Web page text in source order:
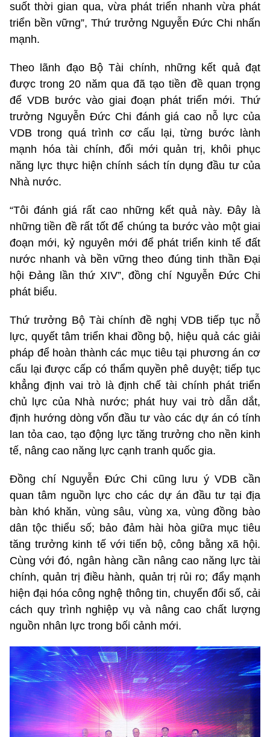
suốt thời gian qua, vừa phát triển nhanh vừa phát
triển bền vững”, Thứ trưởng Nguyễn Đức Chi nhấn
mạnh.
Theo lãnh đạo Bộ Tài chính, những kết quả đạt
được trong 20 năm qua đã tạo tiền đề quan trọng
để VDB bước vào giai đoạn phát triển mới. Thứ
trưởng Nguyễn Đức Chi đánh giá cao nỗ lực của
VDB trong quá trình cơ cấu lại, từng bước lành
mạnh hóa tài chính, đổi mới quản trị, khôi phục
năng lực thực hiện chính sách tín dụng đầu tư của
Nhà nước.
“Tôi đánh giá rất cao những kết quả này. Đây là
những tiền đề rất tốt để chúng ta bước vào một giai
đoạn mới, kỷ nguyên mới để phát triển kinh tế đất
nước nhanh và bền vững theo đúng tinh thần Đại
hội Đảng lần thứ XIV”, đồng chí Nguyễn Đức Chi
phát biểu.
Thứ trưởng Bộ Tài chính đề nghị VDB tiếp tục nỗ
lực, quyết tâm triển khai đồng bộ, hiệu quả các giải
pháp để hoàn thành các mục tiêu tại phương án cơ
cấu lại được cấp có thẩm quyền phê duyệt; tiếp tục
khẳng định vai trò là định chế tài chính phát triển
chủ lực của Nhà nước; phát huy vai trò dẫn dắt,
định hướng dòng vốn đầu tư vào các dự án có tính
lan tỏa cao, tạo động lực tăng trưởng cho nền kinh
tế, nâng cao năng lực cạnh tranh quốc gia.
Đồng chí Nguyễn Đức Chi cũng lưu ý VDB cần
quan tâm nguồn lực cho các dự án đầu tư tại địa
bàn khó khăn, vùng sâu, vùng xa, vùng đồng bào
dân tộc thiểu số; bảo đảm hài hòa giữa mục tiêu
tăng trưởng kinh tế với tiến bộ, công bằng xã hội.
Cùng với đó, ngân hàng cần nâng cao năng lực tài
chính, quản trị điều hành, quản trị rủi ro; đẩy mạnh
hiện đại hóa công nghệ thông tin, chuyển đổi số, cải
cách quy trình nghiệp vụ và nâng cao chất lượng
nguồn nhân lực trong bối cảnh mới.